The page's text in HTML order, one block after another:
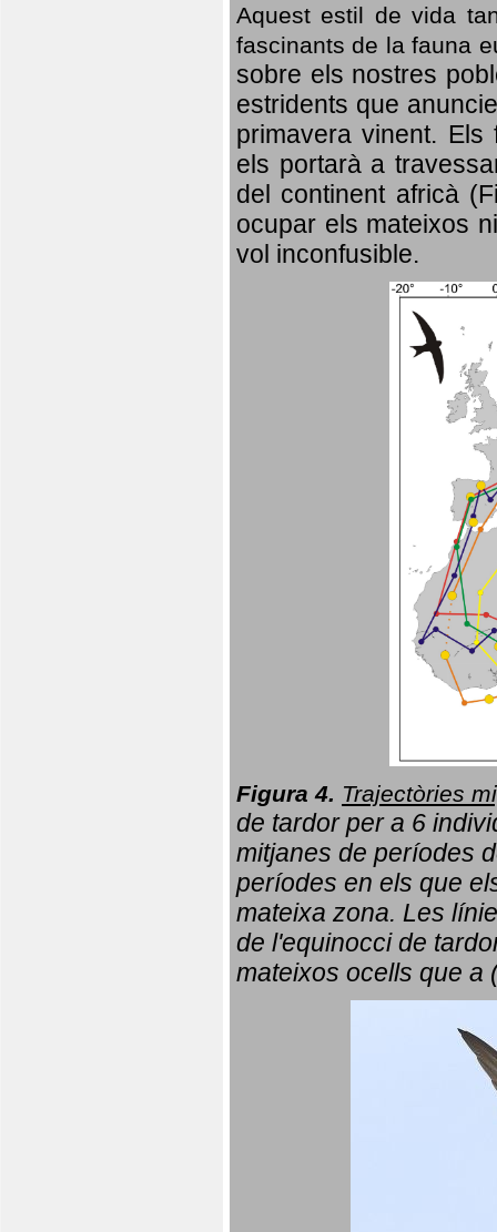
Aquest estil de vida
fascinants de la fauna
sobre els nostres
estridents que
primavera vinent. Els
els portarà a
del continent africà
ocupar els mateixos
vol inconfusible.
Figura 4. Trajectòries
de tardor per a 6
mitjanes de períodes
períodes en els que
mateixa zona. Les
de l'equinocci de
mateixos ocells que a